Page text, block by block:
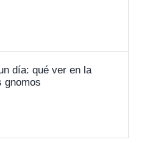
día: qué ver en la
gnomos